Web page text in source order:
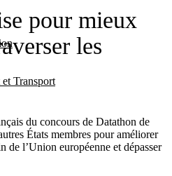
Transport
pour mieux
les
du concours de Datathon de
États membres pour améliorer
de l’Union européenne et dépasser